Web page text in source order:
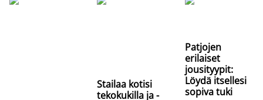
Stailaa kotisi
tekokukilla ja -
Patjojen
erilaiset
jousityypit:
Löydä itsellesi
sopiva tuki